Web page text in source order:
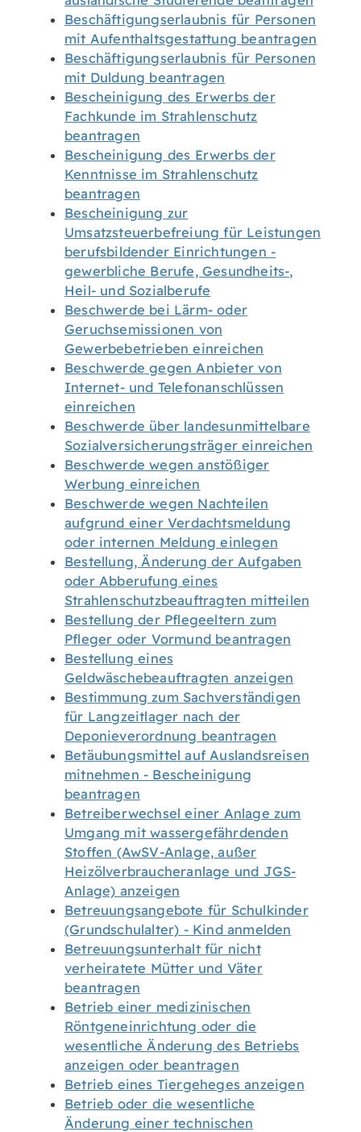
Beschäftigungserlaubnis für Personen
mit Aufenthaltsgestattung beantragen
Beschäftigungserlaubnis für Personen
mit Duldung beantragen
Bescheinigung des Erwerbs der
Fachkunde im Strahlenschutz
beantragen
Bescheinigung des Erwerbs der
Kenntnisse im Strahlenschutz
beantragen
Bescheinigung zur
Umsatzsteuerbefreiung für Leistungen
berufsbildender Einrichtungen -
gewerbliche Berufe, Gesundheits-,
Heil- und Sozialberufe
Beschwerde bei Lärm- oder
Geruchsemissionen von
Gewerbebetrieben einreichen
Beschwerde gegen Anbieter von
Internet- und Telefonanschlüssen
einreichen
Beschwerde über landesunmittelbare
Sozialversicherungsträger einreichen
Beschwerde wegen anstößiger
Werbung einreichen
Beschwerde wegen Nachteilen
aufgrund einer Verdachtsmeldung
oder internen Meldung einlegen
Bestellung, Änderung der Aufgaben
oder Abberufung eines
Strahlenschutzbeauftragten mitteilen
Bestellung der Pflegeeltern zum
Pfleger oder Vormund beantragen
Bestellung eines
Geldwäschebeauftragten anzeigen
Bestimmung zum Sachverständigen
für Langzeitlager nach der
Deponieverordnung beantragen
Betäubungsmittel auf Auslandsreisen
mitnehmen - Bescheinigung
beantragen
Betreiberwechsel einer Anlage zum
Umgang mit wassergefährdenden
Stoffen (AwSV-Anlage, außer
Heizölverbraucheranlage und JGS-
Anlage) anzeigen
Betreuungsangebote für Schulkinder
(Grundschulalter) - Kind anmelden
Betreuungsunterhalt für nicht
verheiratete Mütter und Väter
beantragen
Betrieb einer medizinischen
Röntgeneinrichtung oder die
wesentliche Änderung des Betriebs
anzeigen oder beantragen
Betrieb eines Tiergeheges anzeigen
Betrieb oder die wesentliche
Änderung einer technischen